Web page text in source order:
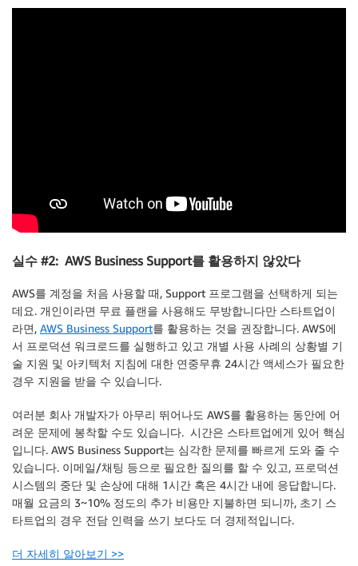
실수 #2: AWS Business Support를 활용하지 않았다
AWS를 계정을 처음 사용할 때, Support 프로그램을 선택하게 되는
데요. 개인이라면 무료 플랜을 사용해도 무방합니다만 스타트업이
라면, AWS Business Support를 활용하는 것을 권장합니다. AWS에
서 프로덕션 워크로드를 실행하고 있고 개별 사용 사례의 상황별 기
술 지원 및 아키텍처 지침에 대한 연중무휴 24시간 액세스가 필요한
경우 지원을 받을 수 있습니다.
여러분 회사 개발자가 아무리 뛰어나도 AWS를 활용하는 동안에 어
려운 문제에 봉착할 수도 있습니다. 시간은 스타트업에게 있어 핵심
입니다. AWS Business Support는 심각한 문제를 빠르게 도와 줄 수
있습니다. 이메일/채팅 등으로 필요한 질의를 할 수 있고, 프로덕션
시스템의 중단 및 손상에 대해 1시간 혹은 4시간 내에 응답합니다.
매월 요금의 3~10% 정도의 추가 비용만 지불하면 되니까, 초기 스
타트업의 경우 전담 인력을 쓰기 보다도 더 경제적입니다.
더 자세히 알아보기 >>